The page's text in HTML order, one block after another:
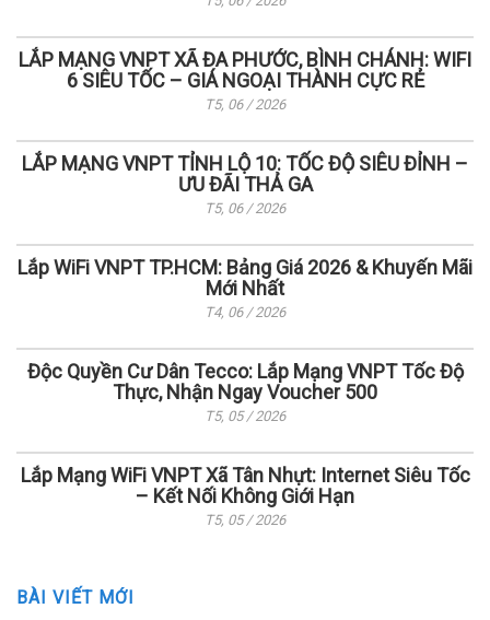
LẮP MẠNG VNPT XÃ ĐA PHƯỚC, BÌNH CHÁNH: WIFI
6 SIÊU TỐC – GIÁ NGOẠI THÀNH CỰC RẺ
T5, 06 / 2026
LẮP MẠNG VNPT TỈNH LỘ 10: TỐC ĐỘ SIÊU ĐỈNH –
ƯU ĐÃI THẢ GA
T5, 06 / 2026
Lắp WiFi VNPT TP.HCM: Bảng Giá 2026 & Khuyến Mãi
Mới Nhất
T4, 06 / 2026
Độc Quyền Cư Dân Tecco: Lắp Mạng VNPT Tốc Độ
Thực, Nhận Ngay Voucher 500
T5, 05 / 2026
Lắp Mạng WiFi VNPT Xã Tân Nhựt: Internet Siêu Tốc
– Kết Nối Không Giới Hạn
T5, 05 / 2026
BÀI VIẾT MỚI